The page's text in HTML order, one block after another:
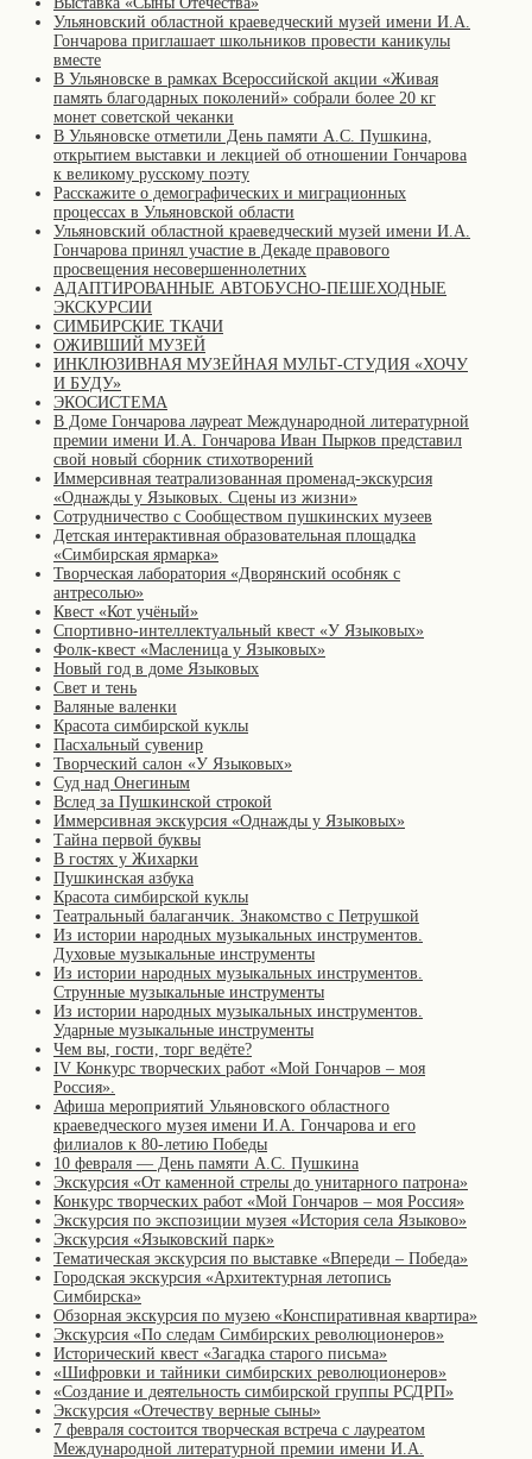
Ульяновский областной краеведческий музей имени И.А.
Гончарова приглашает школьников провести каникулы
вместе
В Ульяновске в рамках Всероссийской акции «Живая
память благодарных поколений» собрали более 20 кг
монет советской чеканки
В Ульяновске отметили День памяти А.С. Пушкина,
открытием выставки и лекцией об отношении Гончарова
к великому русскому поэту
Расскажите о демографических и миграционных
процессах в Ульяновской области
Ульяновский областной краеведческий музей имени И.А.
Гончарова принял участие в Декаде правового
просвещения несовершеннолетних
АДАПТИРОВАННЫЕ АВТОБУСНО-ПЕШЕХОДНЫЕ
ЭКСКУРСИИ
СИМБИРСКИЕ ТКАЧИ
ОЖИВШИЙ МУЗЕЙ
ИНКЛЮЗИВНАЯ МУЗЕЙНАЯ МУЛЬТ-СТУДИЯ «ХОЧУ
И БУДУ»
ЭКОСИСТЕМА
В Доме Гончарова лауреат Международной литературной
премии имени И.А. Гончарова Иван Пырков представил
свой новый сборник стихотворений
Иммерсивная театрализованная променад-экскурсия
«Однажды у Языковых. Сцены из жизни»
Сотрудничество с Сообществом пушкинских музеев
Детская интерактивная образовательная площадка
«Симбирская ярмарка»
Творческая лаборатория «Дворянский особняк с
антресолью»
Квест «Кот учёный»
Спортивно-интеллектуальный квест «У Языковых»
Фолк-квест «Масленица у Языковых»
Новый год в доме Языковых
Свет и тень
Валяные валенки
Красота симбирской куклы
Пасхальный сувенир
Творческий салон «У Языковых»
Суд над Онегиным
Вслед за Пушкинской строкой
Иммерсивная экскурсия «Однажды у Языковых»
Тайна первой буквы
В гостях у Жихарки
Пушкинская азбука
Красота симбирской куклы
Театральный балаганчик. Знакомство с Петрушкой
Из истории народных музыкальных инструментов.
Духовые музыкальные инструменты
Из истории народных музыкальных инструментов.
Струнные музыкальные инструменты
Из истории народных музыкальных инструментов.
Ударные музыкальные инструменты
Чем вы, гости, торг ведёте?
IV Конкурс творческих работ «Мой Гончаров – моя
Россия».
Афиша мероприятий Ульяновского областного
краеведческого музея имени И.А. Гончарова и его
филиалов к 80-летию Победы
10 февраля — День памяти А.С. Пушкина
Экскурсия «От каменной стрелы до унитарного патрона»
Конкурс творческих работ «Мой Гончаров – моя Россия»
Экскурсия по экспозиции музея «История села Языково»
Экскурсия «Языковский парк»
Тематическая экскурсия по выставке «Впереди – Победа»
Городская экскурсия «Архитектурная летопись
Симбирска»
Обзорная экскурсия по музею «Конспиративная квартира»
Экскурсия «По следам Симбирских революционеров»
Исторический квест «Загадка старого письма»
«Шифровки и тайники симбирских революционеров»
«Создание и деятельность симбирской группы РСДРП»
Экскурсия «Отечеству верные сыны»
7 февраля состоится творческая встреча с лауреатом
Международной литературной премии имени И.А.